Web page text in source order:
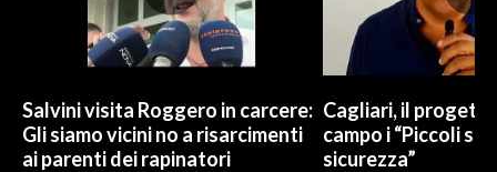
Salvini visita Roggero in carcere:
Gli siamo vicini no a risarcimenti
ai parenti dei rapinatori
Cagliari, il
campo i “Piccoli
sicurezza”